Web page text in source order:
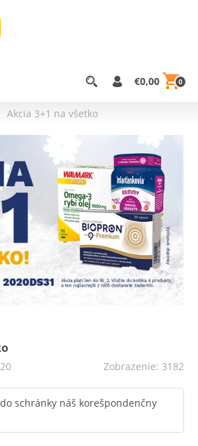
€0,00 0
Akcia 3+1 na všetko
Zobrazenie: 3182
schránky náš korešpondenčny